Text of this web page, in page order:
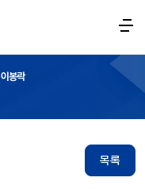
이봉락
목록